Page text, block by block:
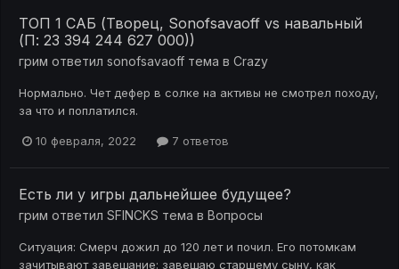
ТОП 1 САБ (Творец, Sonofsavaoff vs навальный
(П: 23 394 244 627 000))
грим ответил sonofsavaoff тема в Crazy
Нормально. Чет дефер в солке на активы не смотрел походу,
за что и поплатился.
10 февраля, 2022 7 ответов
Есть ли у игры дальнейшее будущее?
грим ответил SFINCKS тема в Вопросы
Ситуация: Смерч дожил до 120 лет и почил. Его потомкам
зачитывают завещание: завещаю старшему сыну, как